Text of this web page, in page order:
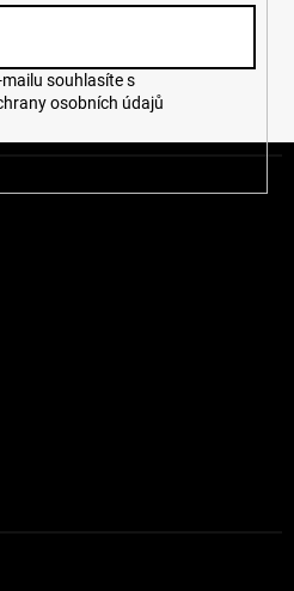
osobních údajů